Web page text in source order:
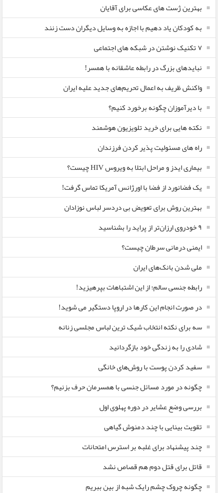
بهترین ژست های عکاسی برای آقایان
به کودکان یاد دهیم با اجازه به وسایل دیگران دست زنند
۷ تکنیک نوشتن در شبکه های اجتماعی
نبایدهای بزرگ در رابطه عاشقانه با همسر!
واکنش ظریف به اعمال تحریم‌های جدید علیه ایران
با دیرآموزان چگونه برخورد کنیم؟
نکته هایی برای خرید تلویزیون هوشمند
راه های مسئولیت پذیر کردن فرزندان
بیماری ایدز و مراحل ابتلا به ویروس HIV چیست؟
یک فضانورد از فضا با اورژانس آمریکا تماس گرفت!
بهترین روش برای تعویض بی دردسر لباس نوزادان
٩ خودروی ارزان‌تر از پراید را بشناسید
ایمنی درمانی سرطان چیست؟
ملی شدن بانک‌های ایران
رابطه جنسی سالم؛ از این اشتباهات بپرهیزید!
در صورت انجام این کارها در اروپا دستگیر می شوید!
سه برای نکته انتخاب شیک ترین لباس مجلسی زنانه
شادی را به زندگی خود بازگردانید
سفید کردن پوست با روش‌های خانگی
چگونه در مورد مسائل جنسی با همسرمان حرف بزنیم؟
بررسی وضع عشایر در دوره پهلوی اول
تقویت بینایی با چند دمنوش گیاهی
چند پیشنهاد برای غلبه بر استرس امتحانات
قاتل برای قتل دوم هم قصاص نشد
چگونه چروک چشم رایک شبه از بین ببریم